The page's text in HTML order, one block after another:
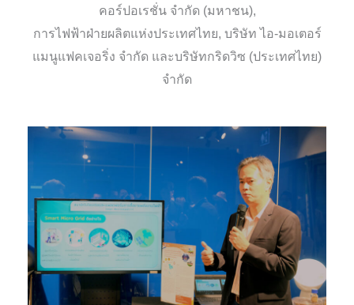
คอร์ปอเรชั่น จำกัด (มหาชน),
การไฟฟ้าฝ่ายผลิตแห่งประเทศไทย, บริษัท ไอ-มอเตอร์
แมนูแฟคเจอริ่ง จำกัด และบริษัทกริดวิซ (ประเทศไทย)
จำกัด